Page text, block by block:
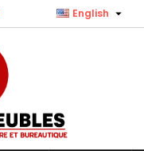
English 